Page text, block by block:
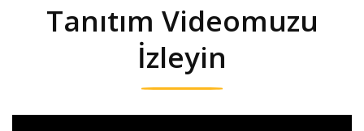
Tanıtım Videomuzu
İzleyin